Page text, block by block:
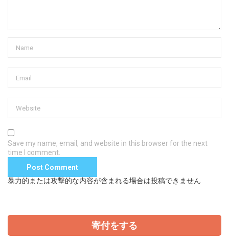
Save my name, email, and website in this browser for the next
time I comment.
暴力的または攻撃的な内容が含まれる場合は投稿できません
寄付をする